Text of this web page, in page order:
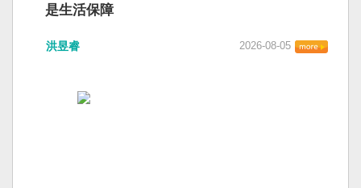
是生活保障
洪昱睿 2026-08-05